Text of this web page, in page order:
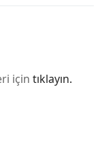
için tıklayın.